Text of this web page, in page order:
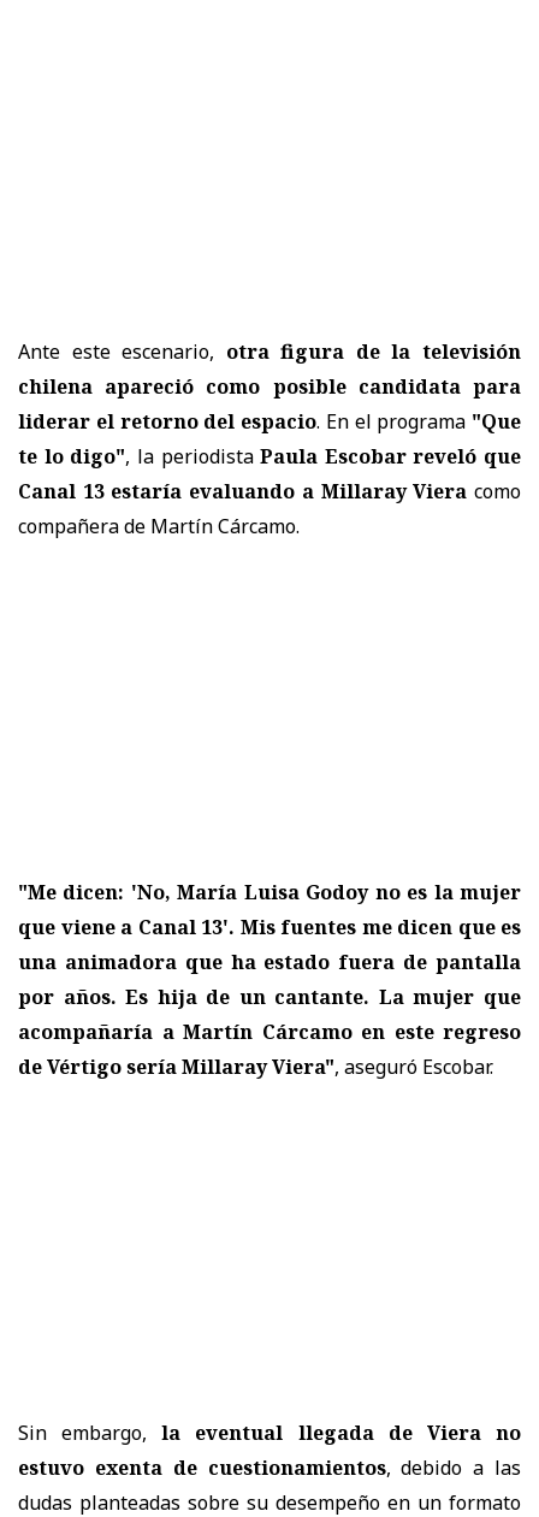
Ante este escenario, otra figura de la televisión
chilena apareció como posible candidata para
liderar el retorno del espacio. En el programa "Que
te lo digo", la periodistaPaula Escobar reveló que
Canal 13 estaría evaluando a Millaray Viera como
compañera de Martín Cárcamo.
"Me dicen: 'No, María Luisa Godoy no es la mujer
que viene a Canal 13'. Mis fuentes me dicen que es
una animadora que ha estado fuera de pantalla
por años. Es hija de un cantante. La mujer que
acompañaría a Martín Cárcamo en este regreso
de Vértigo sería Millaray Viera", aseguró Escobar.
Sin embargo,la eventual llegada de Viera no
estuvo exenta de cuestionamientos, debido a las
dudas planteadas sobre su desempeño en un formato